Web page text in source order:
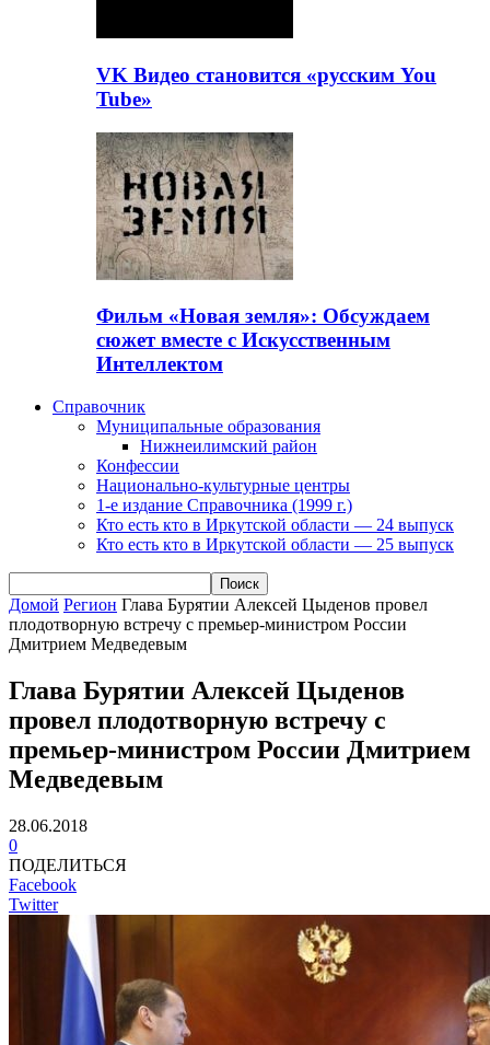
VK Видео становится «русским You
Tube»
Фильм «Новая земля»: Обсуждаем
сюжет вместе с Искусственным
Интеллектом
Справочник
Муниципальные образования
Нижнеилимский район
Конфессии
Национально-культурные центры
1-е издание Справочника (1999 г.)
Кто есть кто в Иркутской области — 24 выпуск
Кто есть кто в Иркутской области — 25 выпуск
Домой Регион Глава Бурятии Алексей Цыденов провел
плодотворную встречу с премьер-министром России
Дмитрием Медведевым
Глава Бурятии Алексей Цыденов
провел плодотворную встречу с
премьер-министром России Дмитрием
Медведевым
28.06.2018
0
ПОДЕЛИТЬСЯ
Facebook
Twitter